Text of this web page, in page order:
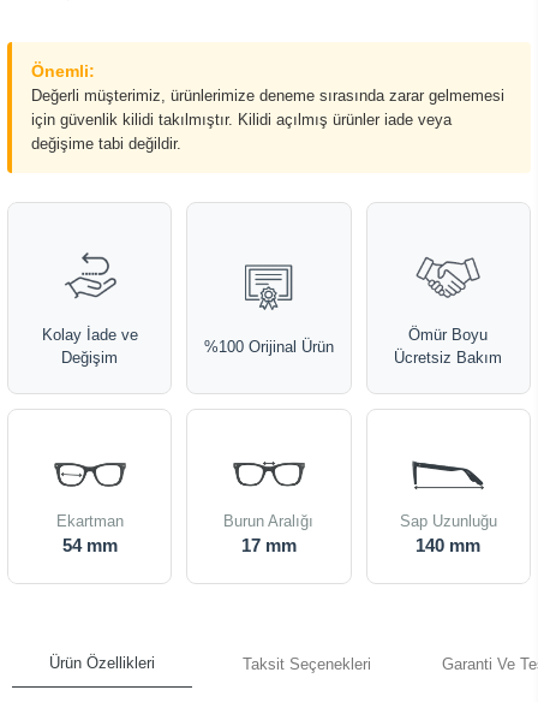
Önemli:
Değerli müşterimiz, ürünlerimize deneme sırasında zarar gelmemesi
için güvenlik kilidi takılmıştır. Kilidi açılmış ürünler iade veya
değişime tabi değildir.
Kolay İade ve
Değişim
%100 Orijinal Ürün
Ömür Boyu
Ücretsiz Bakım
Ekartman
54 mm
Burun Aralığı
17 mm
Sap Uzunluğu
140 mm
Ürün Özellikleri Taksit Seçenekleri Garanti Ve